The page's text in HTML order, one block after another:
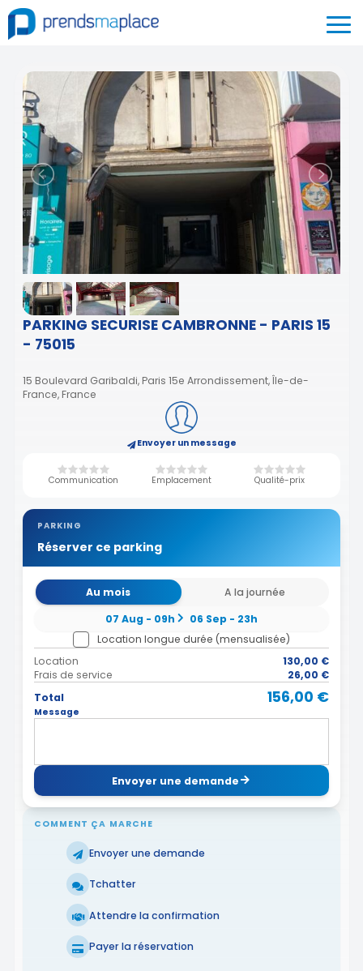
PARKING SECURISE CAMBRONNE - PARIS 15
- 75015
15 Boulevard Garibaldi, Paris 15e Arrondissement, Île-de-
France, France
Envoyer un message
Communication Emplacement Qualité-prix
PARKING
Réserver ce parking
Au mois
A la journée
07 Aug - 09h
06 Sep - 23h
Location longue durée (mensualisée)
Location
130,00 €
Frais de service
26,00 €
Total
156,00 €
Message
Envoyer une demande
COMMENT ÇA MARCHE
Envoyer une demande
Tchatter
Attendre la confirmation
Payer la réservation